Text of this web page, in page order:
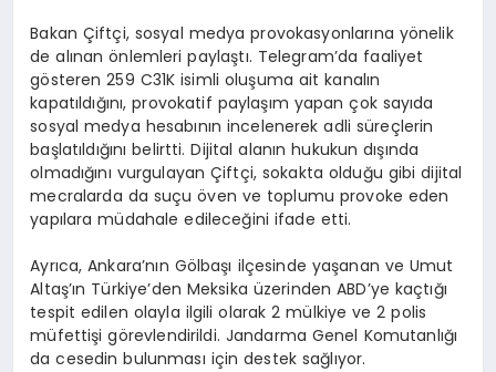
Bakan Çiftçi, sosyal medya provokasyonlarına yönelik
de alınan önlemleri paylaştı. Telegram’da faaliyet
gösteren 259 C31K isimli oluşuma ait kanalın
kapatıldığını, provokatif paylaşım yapan çok sayıda
sosyal medya hesabının incelenerek adli süreçlerin
başlatıldığını belirtti. Dijital alanın hukukun dışında
olmadığını vurgulayan Çiftçi, sokakta olduğu gibi dijital
mecralarda da suçu öven ve toplumu provoke eden
yapılara müdahale edileceğini ifade etti.
Ayrıca, Ankara’nın Gölbaşı ilçesinde yaşanan ve Umut
Altaş’ın Türkiye’den Meksika üzerinden ABD’ye kaçtığı
tespit edilen olayla ilgili olarak 2 mülkiye ve 2 polis
müfettişi görevlendirildi. Jandarma Genel Komutanlığı
da cesedin bulunması için destek sağlıyor.